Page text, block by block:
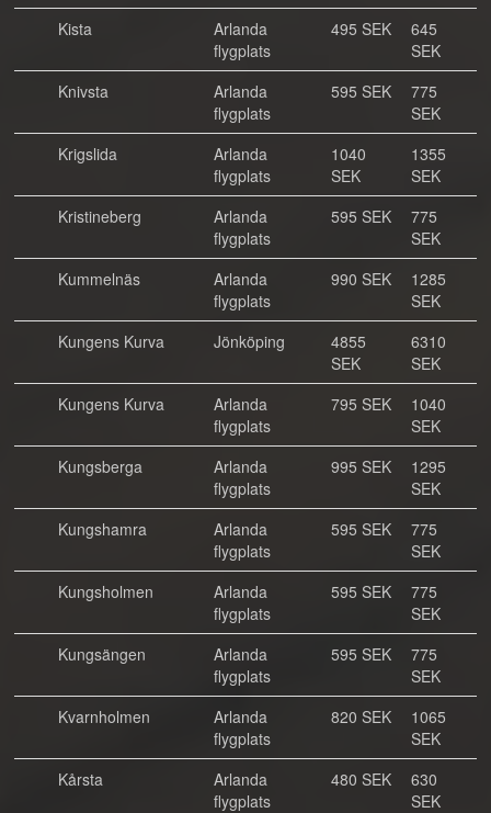
Kista
Arlanda
flygplats
495 SEK
645
SEK
Knivsta
Arlanda
flygplats
595 SEK
775
SEK
Krigslida
Arlanda
flygplats
1040
SEK
1355
SEK
Kristineberg
Arlanda
flygplats
595 SEK
775
SEK
Kummelnäs
Arlanda
flygplats
990 SEK
1285
SEK
Kungens Kurva
Jönköping
4855
SEK
6310
SEK
Kungens Kurva
Arlanda
flygplats
795 SEK
1040
SEK
Kungsberga
Arlanda
flygplats
995 SEK
1295
SEK
Kungshamra
Arlanda
flygplats
595 SEK
775
SEK
Kungsholmen
Arlanda
flygplats
595 SEK
775
SEK
Kungsängen
Arlanda
flygplats
595 SEK
775
SEK
Kvarnholmen
Arlanda
flygplats
820 SEK
1065
SEK
Kårsta
Arlanda
flygplats
480 SEK
630
SEK